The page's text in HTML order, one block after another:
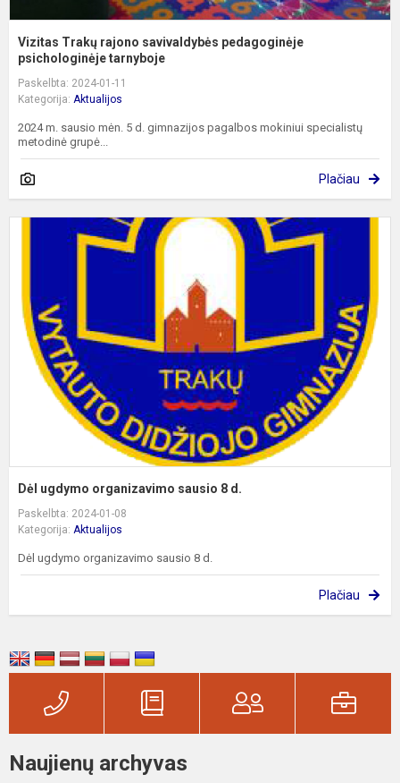
Vizitas Trakų rajono savivaldybės pedagoginėje
psichologinėje tarnyboje
Paskelbta: 2024-01-11
Kategorija: Aktualijos
2024 m. sausio mėn. 5 d. gimnazijos pagalbos mokiniui specialistų
metodinė grupė...
Plačiau
Dėl ugdymo organizavimo sausio 8 d.
Paskelbta: 2024-01-08
Kategorija: Aktualijos
Dėl ugdymo organizavimo sausio 8 d.
Plačiau
Naujienų archyvas